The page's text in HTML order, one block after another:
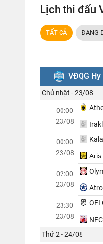
Lịch thi đấu
TẤT CẢ ĐANG
VĐQG Hy
Chủ nhật - 23/08
00:00
23/08
00:00
23/08
Aris
02:00
23/08
23:30
23/08
OFI
Thứ 2 - 24/08